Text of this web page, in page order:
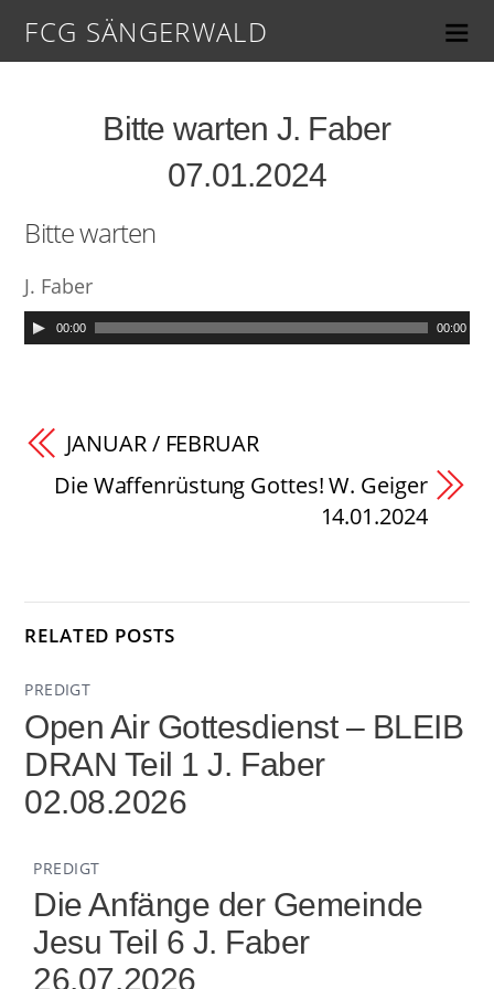
FCG SÄNGERWALD
Bitte warten J. Faber
07.01.2024
Bitte warten
J. Faber
00:00 00:00
JANUAR / FEBRUAR
Die Waffenrüstung Gottes! W. Geiger
14.01.2024
RELATED POSTS
PREDIGT
Open Air Gottesdienst – BLEIB
DRAN Teil 1 J. Faber
02.08.2026
PREDIGT
Die Anfänge der Gemeinde
Jesu Teil 6 J. Faber
26.07.2026